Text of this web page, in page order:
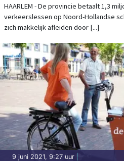
HAARLEM - De provincie betaalt 1,3
verkeerslessen op Noord-Hollandse
zich makkelijk afleiden door [...]
9 juni 2021, 9:27 uur